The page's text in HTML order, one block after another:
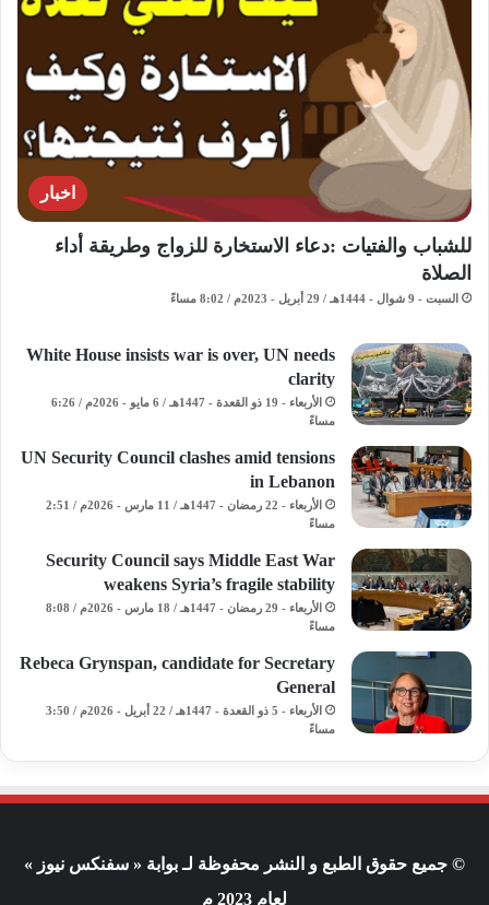
اخبار
للشباب والفتيات :دعاء الاستخارة للزواج وطريقة أداء
الصلاة
السبت - 9 شوال - 1444هـ / 29 أبريل - 2023م / 8:02 مساءً
White House insists war is over, UN needs
clarity
الأربعاء - 19 ذو القعدة - 1447هـ / 6 مايو - 2026م / 6:26
مساءً
UN Security Council clashes amid tensions
in Lebanon
الأربعاء - 22 رمضان - 1447هـ / 11 مارس - 2026م / 2:51
مساءً
Security Council says Middle East War
weakens Syria’s fragile stability
الأربعاء - 29 رمضان - 1447هـ / 18 مارس - 2026م / 8:08
مساءً
Rebeca Grynspan, candidate for Secretary
General
الأربعاء - 5 ذو القعدة - 1447هـ / 22 أبريل - 2026م / 3:50
مساءً
© جميع حقوق الطبع و النشر محفوظة لـ بوابة « سفنكس نيوز »
لعام 2023 م